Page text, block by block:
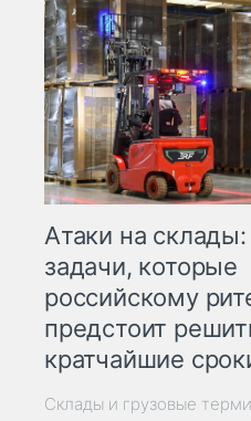
Атаки на
задачи, которые
российскому
предстоит
кратчайшие
Склады и грузовые